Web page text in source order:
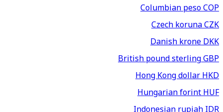
Columbian pesoCOP
Czech korunaCZK
Danish kroneDKK
British pound sterlingGBP
Hong Kong dollarHKD
Hungarian forintHUF